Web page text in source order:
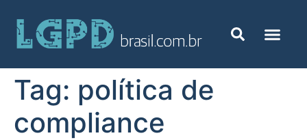
Tag: política de
compliance